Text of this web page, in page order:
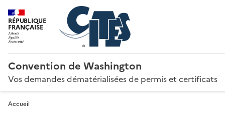
RÉPUBLIQUE
FRANÇAISE
Convention de Washington
Vos demandes dématérialisées de permis et certificats
Accueil